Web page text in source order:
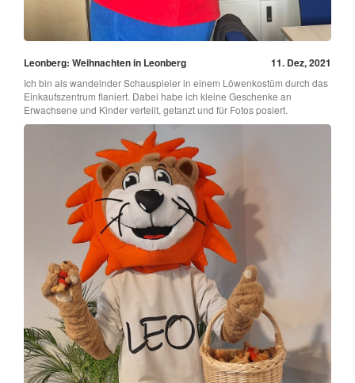
Leonberg: Weihnachten in Leonberg 11. Dez, 2021
Ich bin als wandelnder Schauspieler in einem Löwenkostüm durch das
Einkaufszentrum flaniert. Dabei habe ich kleine Geschenke an
Erwachsene und Kinder verteilt, getanzt und für Fotos posiert.